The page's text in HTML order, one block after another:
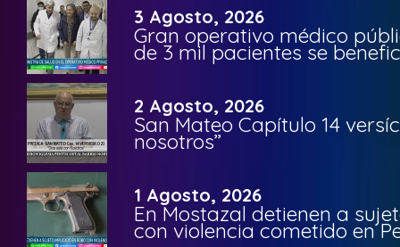
3 Agosto, 2026
Gran operativo médico
de 3 mil pacientes se
2 Agosto, 2026
San Mateo Capítulo 14
nosotros”
1 Agosto, 2026
En Mostazal detienen a
con violencia cometido en